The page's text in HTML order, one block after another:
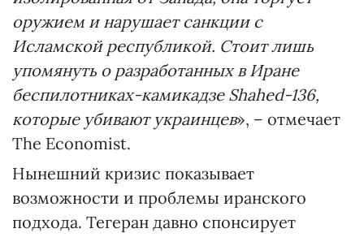
оружием и нарушает санкции с
Исламской республикой. Стоит лишь
упомянуть о разработанных в Иране
беспилотниках-камикадзе Shahed-136,
которые убивают украинцев», – отмечает
The Economist.
Нынешний кризис показывает
возможности и проблемы иранского
подхода. Тегеран давно спонсирует